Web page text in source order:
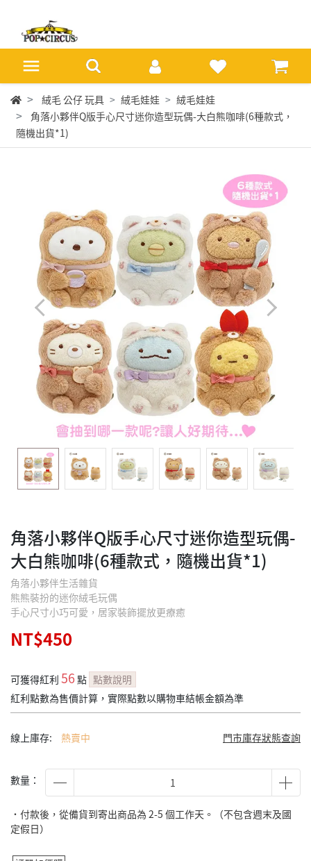
絨毛 公仔 玩具 絨毛娃娃
絨毛娃娃
角落小夥伴Q版手心尺寸迷你造型玩偶-大白熊咖啡(6種款式，
隨機出貨*1)
角落小夥伴Q版手心尺寸迷你造型玩偶-
大白熊咖啡(6種款式，隨機出貨*1)
角落小夥伴生活雜貨
熊熊裝扮的迷你絨毛玩偶
手心尺寸小巧可愛，居家裝飾擺放更療癒
NT$450
可獲得紅利 56點 點數說明
紅利點數為售價計算，實際點數以購物車結帳金額為準
線上庫存: 熱賣中 門市庫存狀態查詢
數量：
˙付款後，從備貨到寄出商品為 2-5 個工作天。（不包含週末及國
定假日）